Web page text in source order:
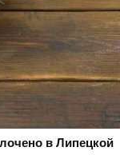
в Липецкой